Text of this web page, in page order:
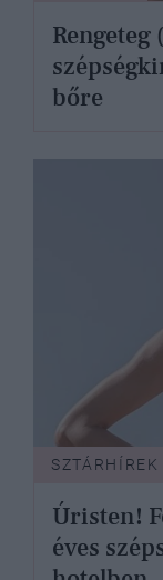
bőre
SZTÁRHÍREK
Úristen!
éves